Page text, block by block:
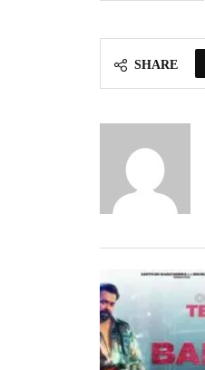
SHARE